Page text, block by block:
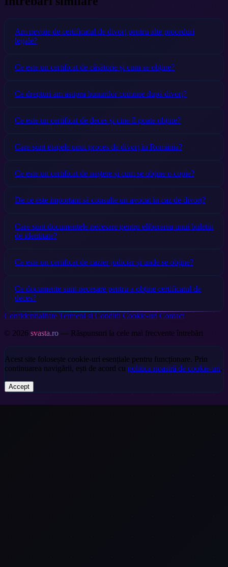
Am nevoie de certificatul de divorț pentru alte proceduri
legale?
Ce este un certificat de căsătorie și cum se obține?
Ce drepturi am asupra bunurilor comune după divorț?
Ce este un certificat de deces și cine îl poate obține?
Care sunt etapele unui proces de divorț în România?
Ce este un certificat de naștere și cum se obține o copie?
De ce este important să consulte un avocat în caz de divorț?
Care sunt documentele necesare pentru eliberarea unui buletin
de identitate?
Ce este un certificat de cazier judiciar și unde se obține?
Ce documente sunt necesare pentru a obține certificatul de
deces?
Confidențialitate Termeni și Condiții Cookie-uri Contact
© 2026 svasta.ro — Răspunsuri la cele mai frecvente întrebări
Acest site folosește cookie-uri esențiale pentru funcționare. Prin
continuarea navigării, ești de acord cu politica noastră de cookie-uri.
Accept